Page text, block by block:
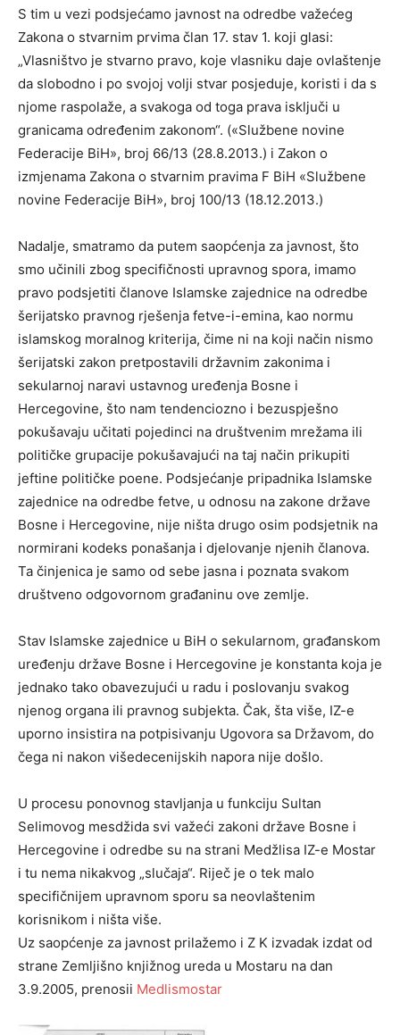
S tim u vezi podsjećamo javnost na odredbe važećeg
Zakona o stvarnim prvima član 17. stav 1. koji glasi:
„Vlasništvo je stvarno pravo, koje vlasniku daje ovlaštenje
da slobodno i po svojoj volji stvar posjeduje, koristi i da s
njome raspolaže, a svakoga od toga prava isključi u
granicama određenim zakonom“. («Službene novine
Federacije BiH», broj 66/13 (28.8.2013.) i Zakon o
izmjenama Zakona o stvarnim pravima F BiH «Službene
novine Federacije BiH», broj 100/13 (18.12.2013.)
Nadalje, smatramo da putem saopćenja za javnost, što
smo učinili zbog specifičnosti upravnog spora, imamo
pravo podsjetiti članove Islamske zajednice na odredbe
šerijatsko pravnog rješenja fetve-i-emina, kao normu
islamskog moralnog kriterija, čime ni na koji način nismo
šerijatski zakon pretpostavili državnim zakonima i
sekularnoj naravi ustavnog uređenja Bosne i
Hercegovine, što nam tendenciozno i bezuspješno
pokušavaju učitati pojedinci na društvenim mrežama ili
političke grupacije pokušavajući na taj način prikupiti
jeftine političke poene. Podsjećanje pripadnika Islamske
zajednice na odredbe fetve, u odnosu na zakone države
Bosne i Hercegovine, nije ništa drugo osim podsjetnik na
normirani kodeks ponašanja i djelovanje njenih članova.
Ta činjenica je samo od sebe jasna i poznata svakom
društveno odgovornom građaninu ove zemlje.
Stav Islamske zajednice u BiH o sekularnom, građanskom
uređenju države Bosne i Hercegovine je konstanta koja je
jednako tako obavezujući u radu i poslovanju svakog
njenog organa ili pravnog subjekta. Čak, šta više, IZ-e
uporno insistira na potpisivanju Ugovora sa Državom, do
čega ni nakon višedecenijskih napora nije došlo.
U procesu ponovnog stavljanja u funkciju Sultan
Selimovog mesdžida svi važeći zakoni države Bosne i
Hercegovine i odredbe su na strani Medžlisa IZ-e Mostar
i tu nema nikakvog „slučaja“. Riječ je o tek malo
specifičnijem upravnom sporu sa neovlaštenim
korisnikom i ništa više.
Uz saopćenje za javnost prilažemo i Z K izvadak izdat od
strane Zemljišno knjižnog ureda u Mostaru na dan
3.9.2005, prenosii Medlismostar